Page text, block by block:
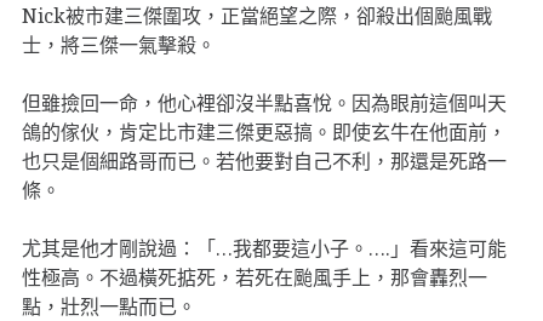
Nick被市建三傑圍攻，正當絕望之際，卻殺出個颱風戰
士，將三傑一氣擊殺。
但雖撿回一命，他心裡卻沒半點喜悅。因為眼前這個叫天
鴿的傢伙，肯定比市建三傑更惡搞。即使玄牛在他面前，
也只是個細路哥而已。若他要對自己不利，那還是死路一
條。
尤其是他才剛說過：「…我都要這小子。….」看來這可能
性極高。不過橫死掂死，若死在颱風手上，那會轟烈一
點，壯烈一點而已。